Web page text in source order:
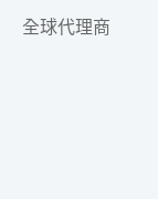
全球代理商